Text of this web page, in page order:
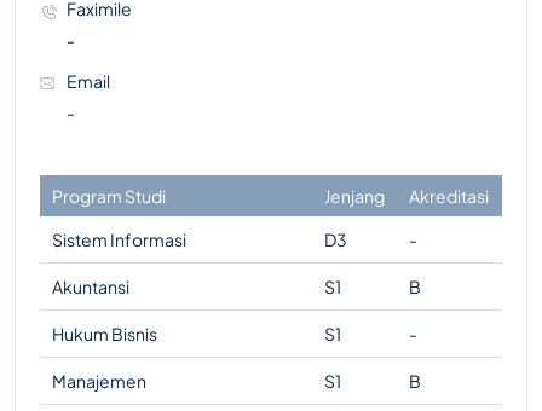
Faximile
-
Email
-
Program Studi Jenjang
Akreditasi
Sistem Informasi
D3 -
Akuntansi S1 B
Hukum Bisnis S1 -
Manajemen S1 B